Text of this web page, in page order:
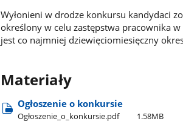
Wyłonieni w drodze konkursu kandydaci
określony w celu zastępstwa pracownika
jest co najmniej dziewięciomiesięczny
Materiały
Ogłoszenie o konkursie
Ogłoszenie​_o​_konkursie.pdf 1.58MB